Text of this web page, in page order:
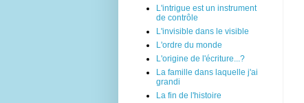
L'intrigue est un instrument
de contrôle
L'invisible dans le visible
L'ordre du monde
L'origine de l'écriture...?
La famille dans laquelle j'ai
grandi
La fin de l'histoire